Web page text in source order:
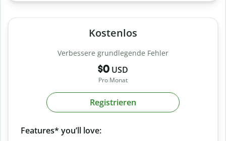
Kostenlos
Verbessere grundlegende Fehler
$0 USD
Pro Monat
Registrieren
Features* you’ll love: